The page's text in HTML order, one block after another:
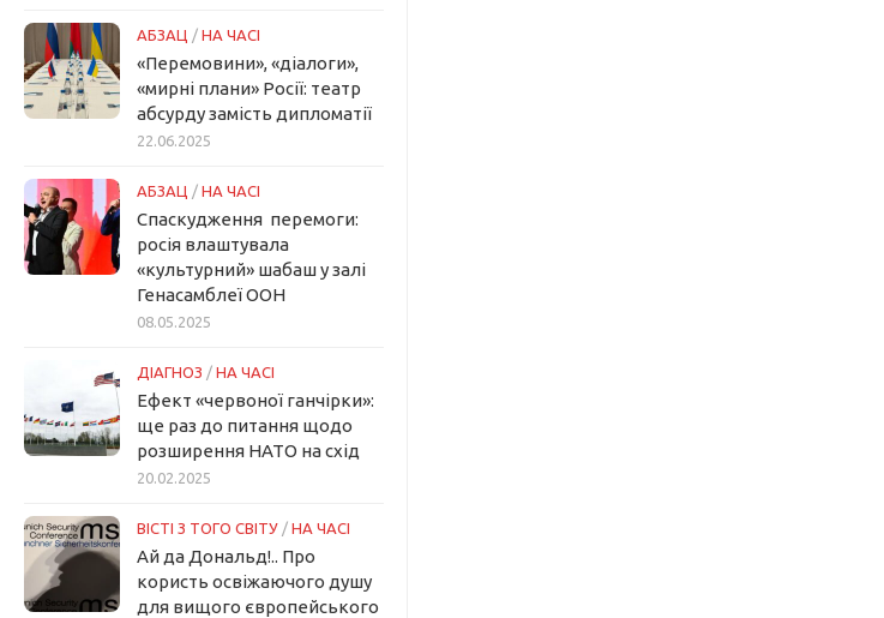
АБЗАЦ / НА ЧАСІ
«Перемовини», «діалоги»,
«мирні плани» Росії: театр
абсурду замість дипломатії
22.06.2025
АБЗАЦ / НА ЧАСІ
Спаскудження перемоги:
росія влаштувала
«культурний» шабаш у залі
Генасамблеї ООН
08.05.2025
ДІАГНОЗ / НА ЧАСІ
Ефект «червоної ганчірки»:
ще раз до питання щодо
розширення НАТО на схід
20.02.2025
ВІСТІ З ТОГО СВІТУ / НА ЧАСІ
Ай да Дональд!.. Про
користь освіжаючого душу
для вищого європейського